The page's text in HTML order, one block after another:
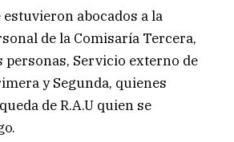
estuvieron abocados a la
de la Comisaría Tercera,
personas, Servicio externo de
y Segunda, quienes
de R.A.U quien se